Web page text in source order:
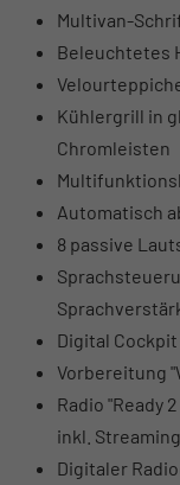
Multivan-
Beleuchtetes
Kühlergrill in
Chromleisten
Automatisch
8 passive
Digital Cockpit
Vorbereitung
Radio "Ready
inkl.
Digitaler